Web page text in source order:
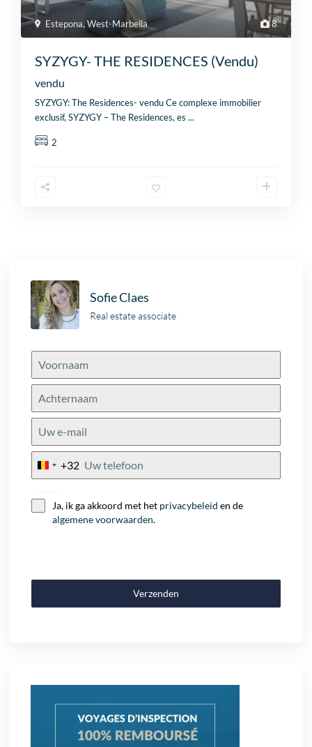
8
Estepona,West-Marbella
SYZYGY- THE RESIDENCES (Vendu)
vendu
SYZYGY: The Residences- vendu Ce complexe immobilier
exclusif, SYZYGY – The Residences, es...
2
Sofie Claes
Real estate associate
Belgium
+32
Ja, ik ga akkoord met het privacybeleid en de
algemene voorwaarden.
Verzenden